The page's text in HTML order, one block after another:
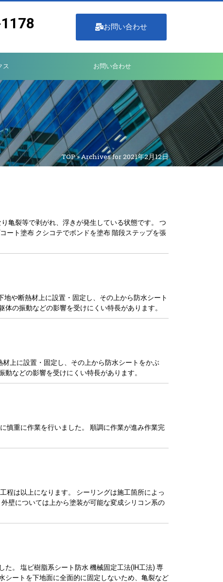
お問い合わせ
ス お問い合わせ
TOP»Archives for 2021年2月12日
亀裂等で剥がれ、浮きが発生している状態です。 つ
ート塗布 クシコテでボンドを塗布 階段ステップを張
や断熱材上に設置・固定し、その上から防水シート
の振動などの影響を受けにくい特長があります。
上に設置・固定し、その上から防水シートをかぶ
などの影響を受けにくい特長があります。
慎重に作業を行いました。 順調に作業が進み作業完
は以上になります。 シーリングは施工箇所によっ
壁については上から塗装が可能な変成シリコン系の
。 塩ビ樹脂系シート防水 機械固定工法(IH工法) 専
シートを下地面に全面的に固定しないため、亀裂など